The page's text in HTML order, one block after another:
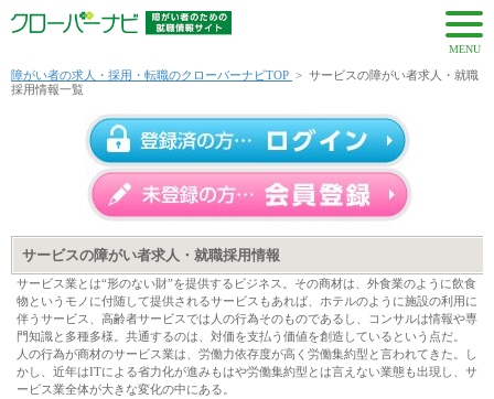
MENU
障がい者の求人・採用・転職のクローバーナビTOP > サービスの障がい者求人・就職
採用情報一覧
サービスの障がい者求人・就職採用情報
サービス業とは“形のない財”を提供するビジネス。その商材は、外食業のように飲食
物というモノに付随して提供されるサービスもあれば、ホテルのように施設の利用に
伴うサービス、高齢者サービスでは人の行為そのものであるし、コンサルは情報や専
門知識と多種多様。共通するのは、対価を支払う価値を創造しているという点だ。
人の行為が商材のサービス業は、労働力依存度が高く労働集約型と言われてきた。し
かし、近年はITによる省力化が進みもはや労働集約型とは言えない業態も出現し、サ
ービス業全体が大きな変化の中にある。